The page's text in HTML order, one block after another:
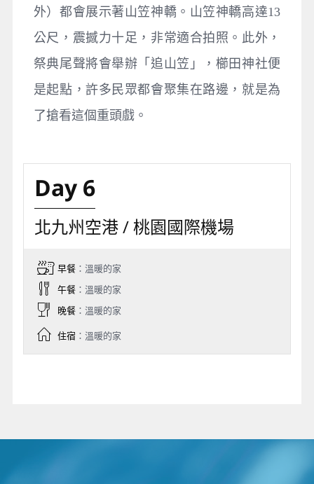
外）都會展示著山笠神轎。山笠神轎高達13
公尺，震撼力十足，非常適合拍照。此外，
祭典尾聲將會舉辦「追山笠」，櫛田神社便
是起點，許多民眾都會聚集在路邊，就是為
了搶看這個重頭戲。
Day 6
北九州空港 / 桃園國際機場
早餐：溫暖的家
午餐：溫暖的家
晚餐：溫暖的家
住宿：溫暖的家